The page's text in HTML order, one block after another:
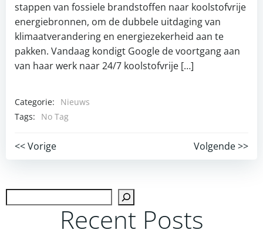
stappen van fossiele brandstoffen naar koolstofvrije
energiebronnen, om de dubbele uitdaging van
klimaatverandering en energiezekerheid aan te
pakken. Vandaag kondigt Google de voortgang aan
van haar werk naar 24/7 koolstofvrije […]
Categorie:
Nieuws
Tags:
No Tag
Post
navigation
<< Vorige
Post
navigation
Volgende >>
Recent Posts